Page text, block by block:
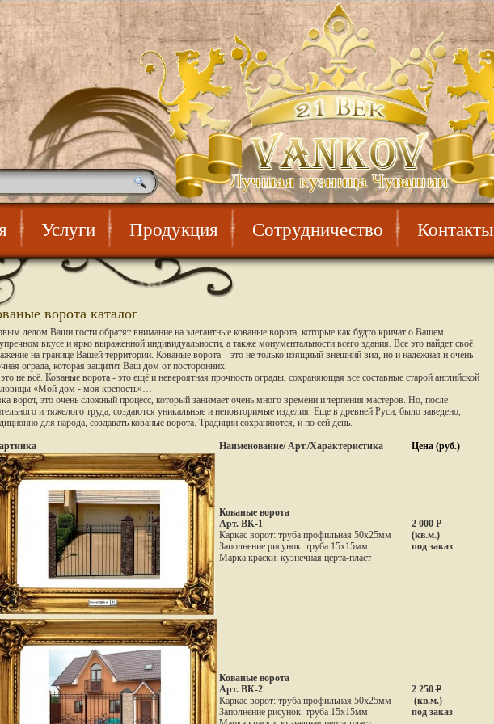
Услуги Продукция Сотрудничество Контакты
ворота каталог
делом Ваши гости обратят внимание на элегантные кованые ворота, которые как будто кричат о Вашем
вкусе и ярко выраженной индивидуальности, а также монументальности всего здания. Все это найдет своё
на границе Вашей территории. Кованые ворота – это не только изящный внешний вид, но и надежная и очень
ограда, которая защитит Ваш дом от посторонних.
не всё. Кованые ворота - это ещё и невероятная прочность ограды, сохраняющая все составные старой английской
«Мой дом - моя крепость»…
ворот, это очень сложный процесс, который занимает очень много времени и терпения мастеров. Но, после
и тяжелого труда, создаются уникальные и неповторимые изделия. Еще в древней Руси, было заведено,
для народа, создавать кованые ворота. Традиции сохраняются, и по сей день.
Наименование/ Арт./Характеристика Цена (руб.)
Кованые ворота
Арт. ВК-1
Каркас ворот: труба профильная 50х25мм
Заполнение рисунок: труба 15х15мм
Марка краски: кузнечная церта-пласт
2 000Р
(кв.м.)
подзаказ
Кованые ворота
Арт. ВК-2
Каркас ворот: труба профильная 50х25мм
Заполнение рисунок: труба 15х15мм
2 250Р
(кв.м.)
подзаказ